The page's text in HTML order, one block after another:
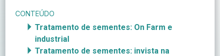
CONTEÚDO
Tratamento de sementes: On Farm e
industrial
Tratamento de sementes: invista na